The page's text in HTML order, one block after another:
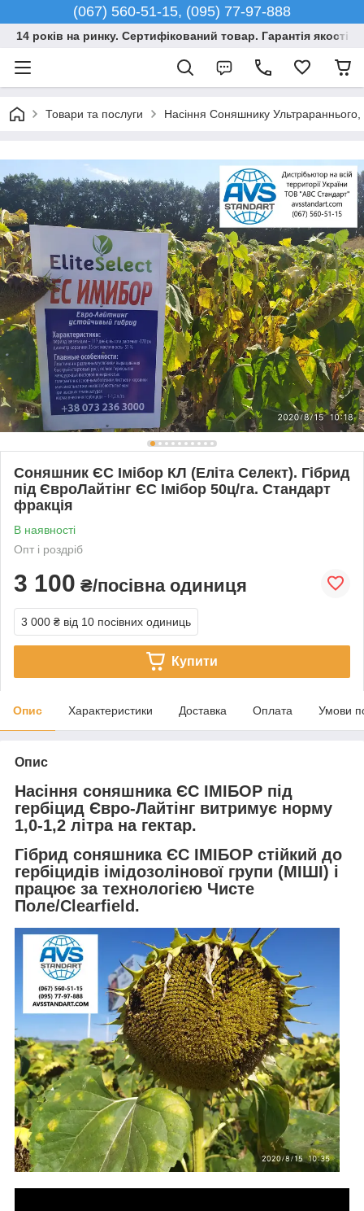
(067) 560-51-15, (095) 77-97-888
14 років на ринку. Сертифікований товар. Гарантія якості
Товари та послуги Насіння Соняшнику Ультрараннього,
Соняшник ЄС Імібор КЛ (Еліта Селект). Гібрид
під ЄвроЛайтінг ЄС Імібор 50ц/га. Стандарт
фракція
В наявності
Опт і роздріб
3 100 ₴/посівна одиниця
3 000 ₴ від 10 посівних одиниць
Купити
Опис Характеристики Доставка Оплата Умови
Опис
Насіння соняшника ЄС ІМІБОР під
гербіцид Євро-Лайтінг витримує норму
1,0-1,2 літра на гектар.
Гібрид соняшника ЄС ІМІБОР стійкий до
гербіцидів імідозолінової групи (МІШІ) і
працює за технологією Чисте
Поле/Clearfield.